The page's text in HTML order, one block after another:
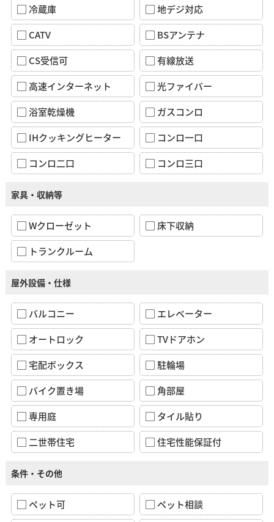
冷蔵庫
地デジ対応
CATV
BSアンテナ
CS受信可
有線放送
高速インターネット
光ファイバー
浴室乾燥機
ガスコンロ
IHクッキングヒーター
コンロ一口
コンロ二口
コンロ三口
家具・収納等
Wクローゼット
床下収納
トランクルーム
屋外設備・仕様
バルコニー
エレベーター
オートロック
TVドアホン
宅配ボックス
駐輪場
バイク置き場
角部屋
専用庭
タイル貼り
二世帯住宅
住宅性能保証付
条件・その他
ペット可
ペット相談